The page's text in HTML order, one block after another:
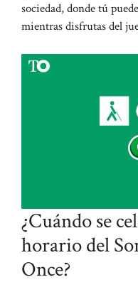
sociedad, donde tú
mientras disfrutas del
¿Cuándo se
horario del
Once?